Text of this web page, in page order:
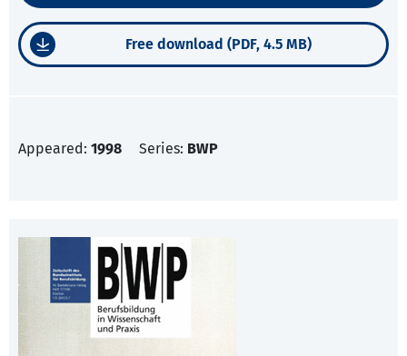
Free download (PDF, 4.5 MB)
Appeared: 1998 Series: BWP